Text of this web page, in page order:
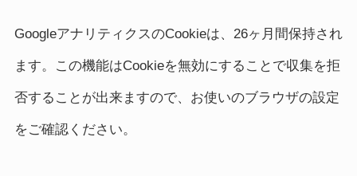
GoogleアナリティクスのCookieは、26ヶ月間保持され
ます。この機能はCookieを無効にすることで収集を拒
否することが出来ますので、お使いのブラウザの設定
をご確認ください。